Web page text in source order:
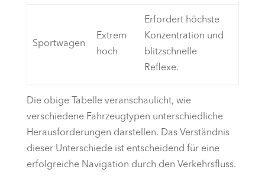
Sportwagen
Extrem
hoch
Erfordert höchste
Konzentration und
blitzschnelle
Reflexe.
Die obige Tabelle veranschaulicht, wie
verschiedene Fahrzeugtypen unterschiedliche
Herausforderungen darstellen. Das Verständnis
dieser Unterschiede ist entscheidend für eine
erfolgreiche Navigation durch den Verkehrsfluss.